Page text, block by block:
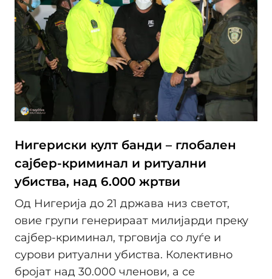
Нигериски култ банди – глобален
сајбер-криминал и ритуални
убиства, над 6.000 жртви
Од Нигерија до 21 држава низ светот,
овие групи генерираат милијарди преку
сајбер-криминал, трговија со луѓе и
сурови ритуални убиства. Колективно
бројат над 30.000 членови, а се